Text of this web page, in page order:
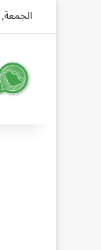
الجمعة, 7 أغسطس 2026